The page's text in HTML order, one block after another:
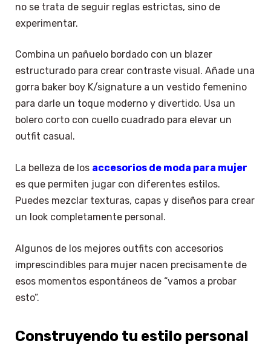
no se trata de seguir reglas estrictas, sino de
experimentar.
Combina un pañuelo bordado con un blazer
estructurado para crear contraste visual. Añade una
gorra baker boy K/signature a un vestido femenino
para darle un toque moderno y divertido. Usa un
bolero corto con cuello cuadrado para elevar un
outfit casual.
La belleza de los accesorios de moda para mujer
es que permiten jugar con diferentes estilos.
Puedes mezclar texturas, capas y diseños para crear
un look completamente personal.
Algunos de los mejores outfits con accesorios
imprescindibles para mujer nacen precisamente de
esos momentos espontáneos de “vamos a probar
esto”.
Construyendo tu estilo personal